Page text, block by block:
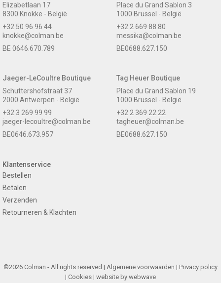
Elizabetlaan 17
8300 Knokke - België
+32 50 96 96 44
knokke@colman.be
BE 0646.670.789
Place du Grand Sablon 3
1000 Brussel - België
+32 2 669 88 80
messika@colman.be
BE0688.627.150
Jaeger-LeCoultre Boutique
Schuttershofstraat 37
2000 Antwerpen - België
+32 3 269 99 99
jaeger-lecoultre@colman.be
BE0646.673.957
Tag Heuer Boutique
Place du Grand Sablon 19
1000 Brussel - België
+32 2 369 22 22
tagheuer@colman.be
BE0688.627.150
Klantenservice
Bestellen
Betalen
Verzenden
Retourneren & Klachten
©2026 Colman - All rights reserved | Algemene voorwaarden | Privacy policy
| Cookies | website by webwave